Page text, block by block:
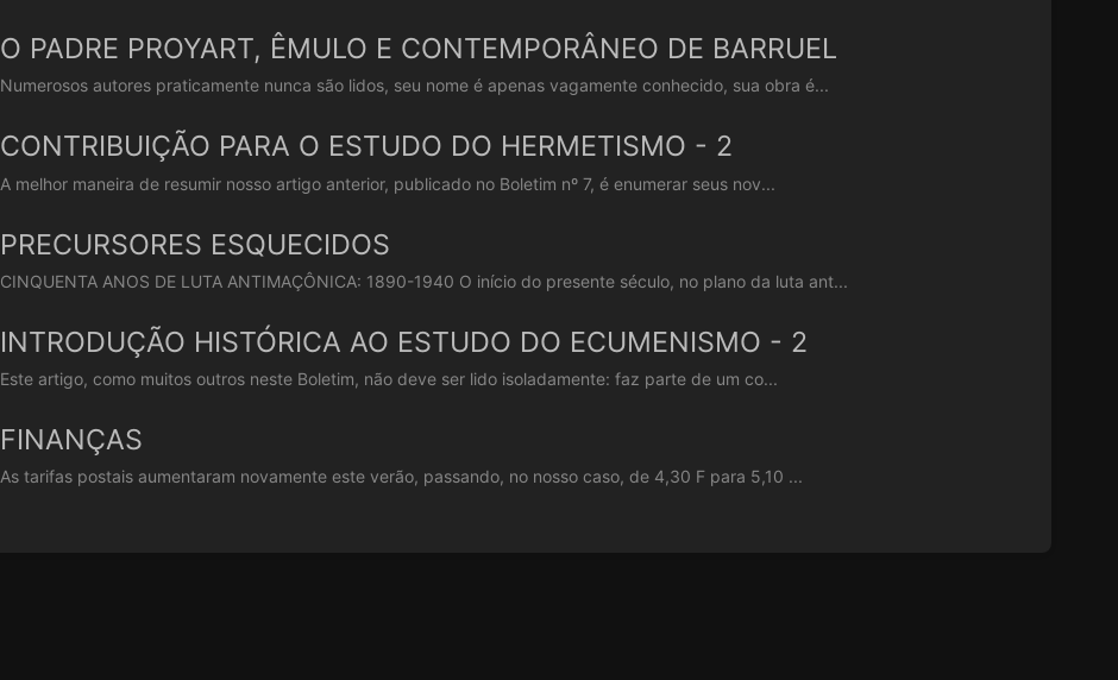
O PADRE PROYART, ÊMULO E CONTEMPORÂNEO DE BARRUEL
Numerosos autores praticamente nunca são lidos, seu nome é apenas vagamente conhecido, sua obra é...
CONTRIBUIÇÃO PARA O ESTUDO DO HERMETISMO - 2
A melhor maneira de resumir nosso artigo anterior, publicado no Boletim nº 7, é enumerar seus nov...
PRECURSORES ESQUECIDOS
CINQUENTA ANOS DE LUTA ANTIMAÇÔNICA: 1890-1940 O início do presente século, no plano da luta ant...
INTRODUÇÃO HISTÓRICA AO ESTUDO DO ECUMENISMO - 2
Este artigo, como muitos outros neste Boletim, não deve ser lido isoladamente: faz parte de um co...
FINANÇAS
As tarifas postais aumentaram novamente este verão, passando, no nosso caso, de 4,30 F para 5,10 ...